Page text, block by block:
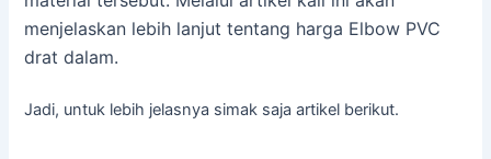
menjelaskan lebih lanjut tentang harga Elbow PVC
drat dalam.
Jadi, untuk lebih jelasnya simak saja artikel berikut.